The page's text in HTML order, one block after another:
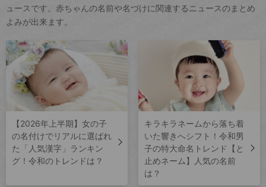
ュースです。赤ちゃんの名前や名づけに関連するニュースのまとめ
よみが出来ます。
【2026年上半期】女の子
の名付けでリアルに選ばれ
た「人気漢字」ランキン
グ！令和のトレンドは？
キラキラネームから落ち着
いた響きへシフト！令和男
子の特大命名トレンド【と
止めネーム】人気の名前
は？